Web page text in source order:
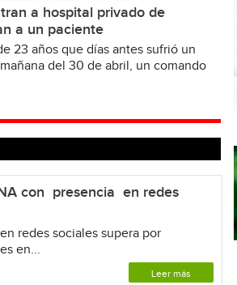
a hospital privado de
a un paciente
23 años que días antes sufrió un
del 30 de abril, un comando
con presencia en redes
redes sociales supera por
en...
Leer más